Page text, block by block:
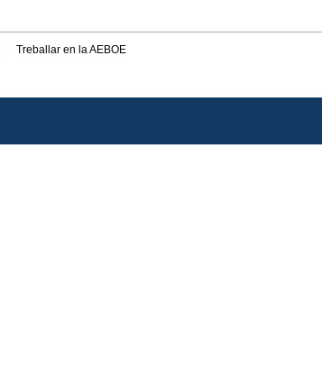
Treballar en la AEBOE